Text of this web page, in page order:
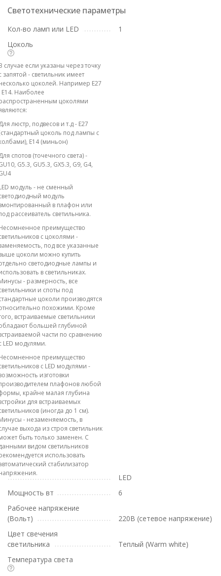
Светотехнические параметры
Кол-во ламп или LED
1
Цоколь
случае если указаны через точку
запятой - светильник имеет
цоколей. Например E27
E14. Наиболее
цоколями
люстр, подвесов и т.д - E27
цоколь под лампы с
E14 (миньон)
спотов (точечного света) -
G5.3, GU5.3, GX5.3, G9, G4,
модуль - не сменный
модуль
в плафон или
рассеиватель светильника.
преимущество
с цоколями -
под все указанные
цоколи можно купить
светодиодные лампы и
в светильниках.
- размерность, все
и споты под
цоколи производятся
похожими. Кроме
встраиваемые светильники
большей глубиной
части по сравнению
LED модулями.
преимущество
с LED модулями -
изготовки
плафонов любой
крайне малая глубина
для встраиваемых
(иногда до 1 см).
- незаменяемость, в
выхода из строя светильник
быть только заменен. С
видом светильников
использовать
стабилизатор
LED
Мощность вт
6
Рабочее напряжение
(Вольт)
220В (сетевое напряжение)
Цвет свечения
светильника
Теплый (Warm white)
Температура света